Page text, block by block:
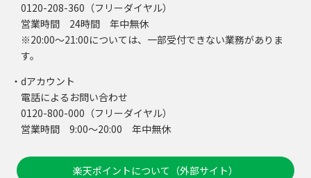
0120-208-360（フリーダイヤル）
営業時間 24時間 年中無休
※20:00～21:00については、一部受付できない業務がありま
す。
・dアカウント
電話によるお問い合わせ
0120-800-000（フリーダイヤル）
営業時間 9:00～20:00 年中無休
楽天ポイントについて（外部サイト）